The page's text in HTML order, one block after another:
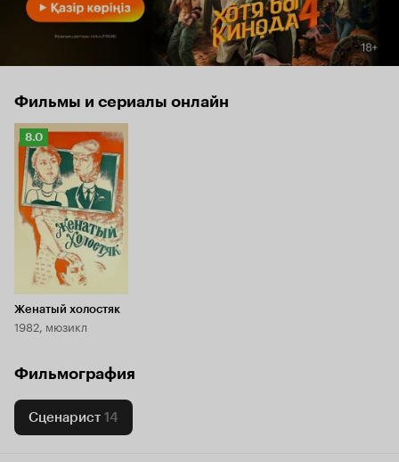
Фильмы и сериалы онлайн
Рейтинг
Кинопоиска
8.0
8.0
Женатый холостяк
1982, мюзикл
Фильмография
Сценарист 14